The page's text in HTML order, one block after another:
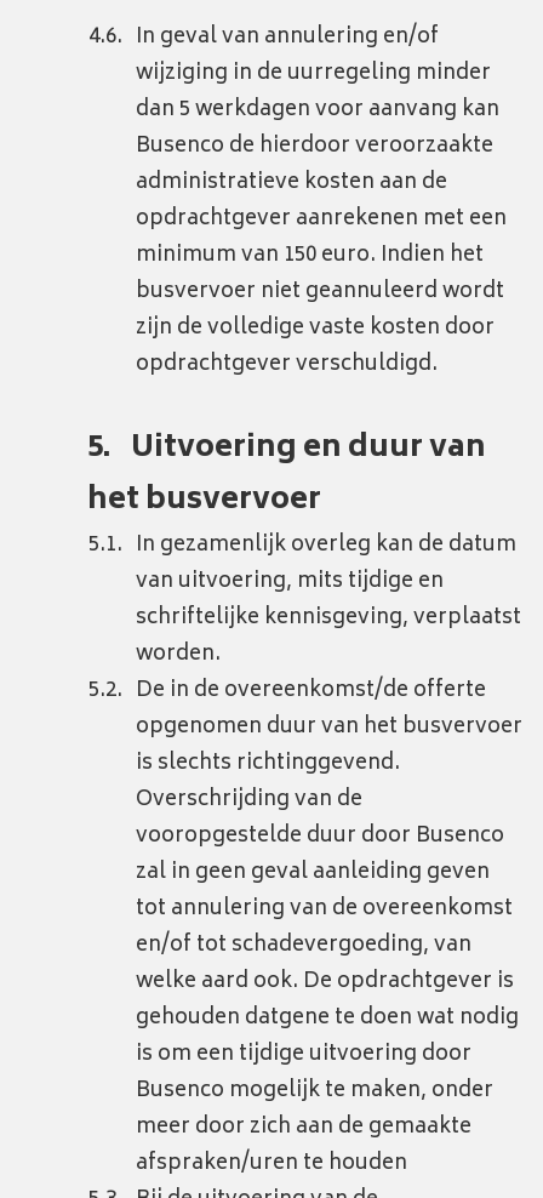
In geval van annulering en/of
wijziging in de uurregeling minder
dan 5 werkdagen voor aanvang kan
Busenco de hierdoor veroorzaakte
administratieve kosten aan de
opdrachtgever aanrekenen met een
minimum van 150 euro. Indien het
busvervoer niet geannuleerd wordt
zijn de volledige vaste kosten door
opdrachtgever verschuldigd.
Uitvoering en duur van
het busvervoer
In gezamenlijk overleg kan de datum
van uitvoering, mits tijdige en
schriftelijke kennisgeving, verplaatst
worden.
De in de overeenkomst/de offerte
opgenomen duur van het busvervoer
is slechts richtinggevend.
Overschrijding van de
vooropgestelde duur door Busenco
zal in geen geval aanleiding geven
tot annulering van de overeenkomst
en/of tot schadevergoeding, van
welke aard ook. De opdrachtgever is
gehouden datgene te doen wat nodig
is om een tijdige uitvoering door
Busenco mogelijk te maken, onder
meer door zich aan de gemaakte
afspraken/uren te houden